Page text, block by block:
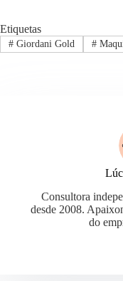
Etiquetas
#Giordani Gold #
Consultora
desde 2008.
do